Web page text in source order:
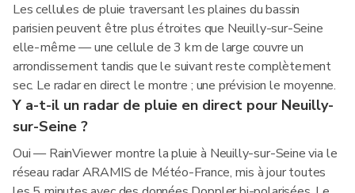
Les cellules de pluie traversant les plaines du bassin
parisien peuvent être plus étroites que Neuilly-sur-Seine
elle-même — une cellule de 3 km de large couvre un
arrondissement tandis que le suivant reste complètement
sec. Le radar en direct le montre ; une prévision le moyenne.
Y a-t-il un radar de pluie en direct pour Neuilly-
sur-Seine ?
Oui — RainViewer montre la pluie à Neuilly-sur-Seine via le
réseau radar ARAMIS de Météo-France, mis à jour toutes